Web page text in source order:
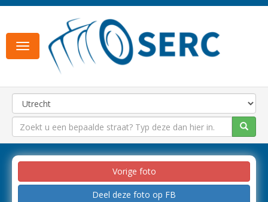
Toggle
navigation
Vorige foto
Deel deze foto op FB